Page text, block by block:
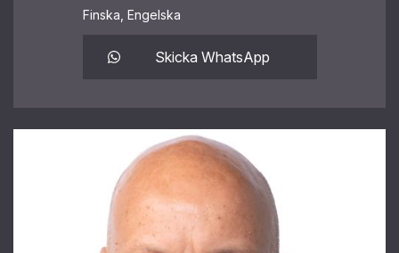
Finska, Engelska
Skicka WhatsApp